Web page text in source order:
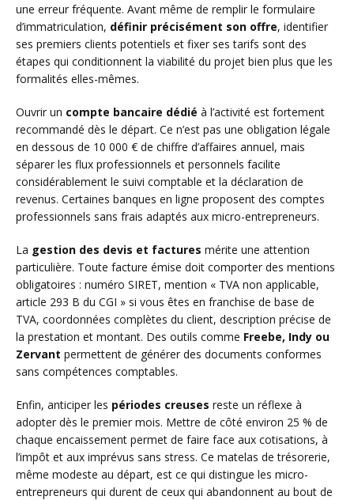
une erreur fréquente. Avant même de remplir le formulaire
d’immatriculation, définir précisément son offre, identifier
ses premiers clients potentiels et fixer ses tarifs sont des
étapes qui conditionnent la viabilité du projet bien plus que les
formalités elles-mêmes.
Ouvrir un compte bancaire dédié à l’activité est fortement
recommandé dès le départ. Ce n’est pas une obligation légale
en dessous de 10 000 € de chiffre d’affaires annuel, mais
séparer les flux professionnels et personnels facilite
considérablement le suivi comptable et la déclaration de
revenus. Certaines banques en ligne proposent des comptes
professionnels sans frais adaptés aux micro-entrepreneurs.
La gestion des devis et factures mérite une attention
particulière. Toute facture émise doit comporter des mentions
obligatoires : numéro SIRET, mention « TVA non applicable,
article 293 B du CGI » si vous êtes en franchise de base de
TVA, coordonnées complètes du client, description précise de
la prestation et montant. Des outils comme Freebe, Indy ou
Zervant permettent de générer des documents conformes
sans compétences comptables.
Enfin, anticiper les périodes creuses reste un réflexe à
adopter dès le premier mois. Mettre de côté environ 25 % de
chaque encaissement permet de faire face aux cotisations, à
l’impôt et aux imprévus sans stress. Ce matelas de trésorerie,
même modeste au départ, est ce qui distingue les micro-
entrepreneurs qui durent de ceux qui abandonnent au bout de